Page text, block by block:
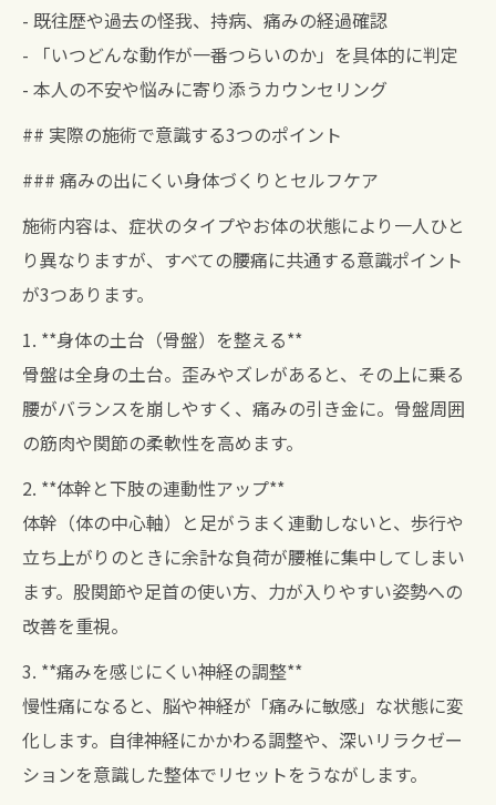
- 既往歴や過去の怪我、持病、痛みの経過確認
- 「いつどんな動作が一番つらいのか」を具体的に判定
- 本人の不安や悩みに寄り添うカウンセリング
## 実際の施術で意識する3つのポイント
### 痛みの出にくい身体づくりとセルフケア
施術内容は、症状のタイプやお体の状態により一人ひと
り異なりますが、すべての腰痛に共通する意識ポイント
が3つあります。
1. **身体の土台（骨盤）を整える**
骨盤は全身の土台。歪みやズレがあると、その上に乗る
腰がバランスを崩しやすく、痛みの引き金に。骨盤周囲
の筋肉や関節の柔軟性を高めます。
2. **体幹と下肢の連動性アップ**
体幹（体の中心軸）と足がうまく連動しないと、歩行や
立ち上がりのときに余計な負荷が腰椎に集中してしまい
ます。股関節や足首の使い方、力が入りやすい姿勢への
改善を重視。
3. **痛みを感じにくい神経の調整**
慢性痛になると、脳や神経が「痛みに敏感」な状態に変
化します。自律神経にかかわる調整や、深いリラクゼー
ションを意識した整体でリセットをうながします。